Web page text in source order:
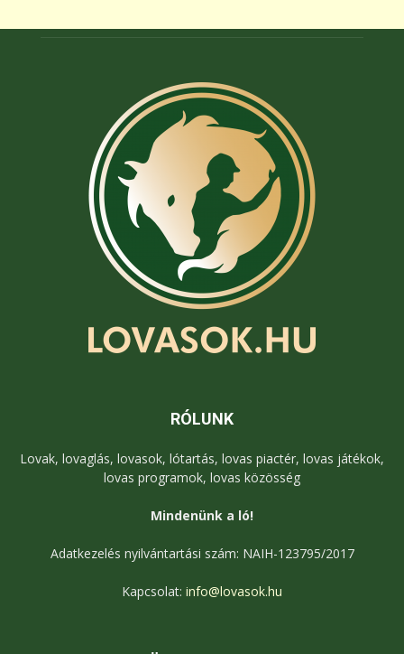
RÓLUNK
Lovak, lovaglás, lovasok, lótartás, lovas piactér, lovas játékok,
lovas programok, lovas közösség
Mindenünk a ló!
Adatkezelés nyilvántartási szám: NAIH-123795/2017
Kapcsolat: info@lovasok.hu